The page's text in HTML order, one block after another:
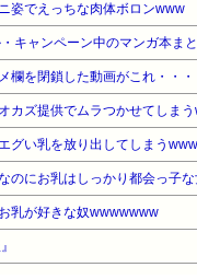
姿でえっちな肉体ボロンwww
キャンペーン中のマンガ本ま
欄を閉鎖した動画がこれ・・・
カズ提供でムラつかせてしま
グい乳を放り出してしまうwww
のにお乳はしっかり都会っ子
乳が好きな奴wwwwwww